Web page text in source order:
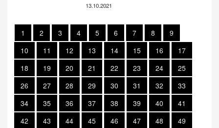
13.10.2021
1 2 3 4 5 6 7 8
9
10
11 12 13 14 15 16
17
18
19 20 21 22 23 24
25
26
27 28 29 30 31 32
33
34
35 36 37 38 39 40
41
42
43 44 45 46 47 48
49